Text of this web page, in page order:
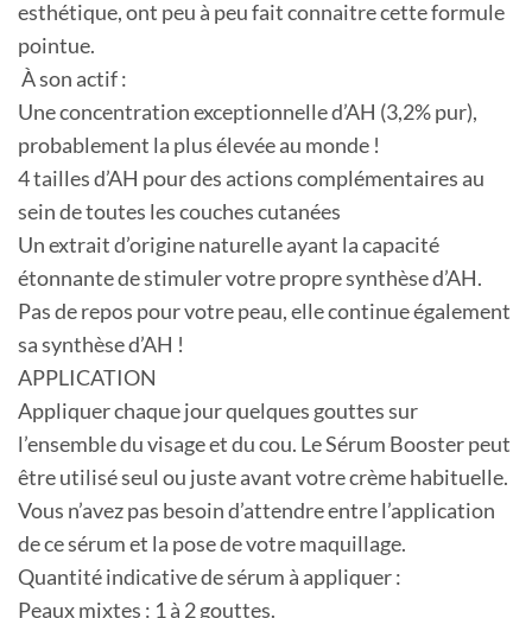
esthétique, ont peu à peu fait connaitre cette formule
pointue.
À son actif :
Une concentration exceptionnelle d’AH (3,2% pur),
probablement la plus élevée au monde !
4 tailles d’AH pour des actions complémentaires au
sein de toutes les couches cutanées
Un extrait d’origine naturelle ayant la capacité
étonnante de stimuler votre propre synthèse d’AH.
Pas de repos pour votre peau, elle continue également
sa synthèse d’AH !
APPLICATION
Appliquer chaque jour quelques gouttes sur
l’ensemble du visage et du cou. Le Sérum Booster peut
être utilisé seul ou juste avant votre crème habituelle.
Vous n’avez pas besoin d’attendre entre l’application
de ce sérum et la pose de votre maquillage.
Quantité indicative de sérum à appliquer :
Peaux mixtes : 1 à 2 gouttes.